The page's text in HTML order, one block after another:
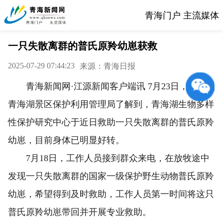
青海门户 主流媒体
一只失散离群的普氏原羚幼崽获救
2025-07-29 07:44:23 来源：青海日报
青海新闻网·江源新闻客户端讯 7月23日，记者从
青海湖景区保护利用管理局了解到，青海湖生物多样
性保护研究中心于近日救助一只失散离群的普氏原羚
幼崽，目前身体已明显好转。
7月18日，工作人员接到群众来电，在放牧途中
发现一只失散离群的国家一级保护野生动物普氏原羚
幼崽，希望得到及时救助，工作人员第一时间将这只
普氏原羚幼崽带回并开展专业救助。